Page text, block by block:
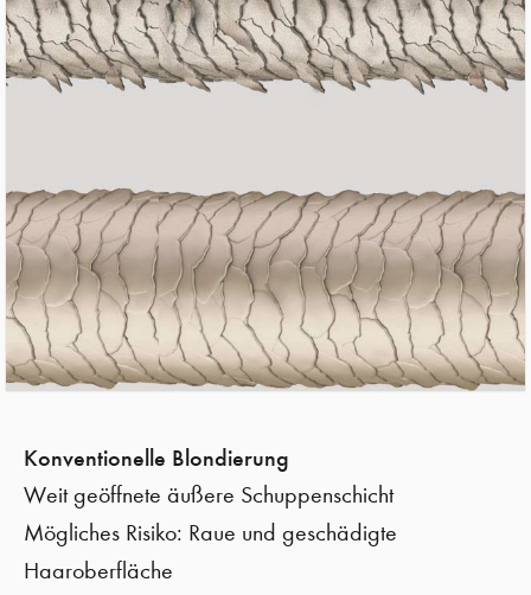
Konventionelle Blondierung
Weit geöffnete äußere Schuppenschicht
Mögliches Risiko: Raue und geschädigte
Haaroberfläche